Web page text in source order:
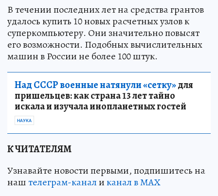
В течении последних лет на средства грантов
удалось купить 10 новых расчетных узлов к
суперкомпьютеру. Они значительно повысят
его возможности. Подобных вычислительных
машин в России не более 100 штук.
Над СССР военные натянули «сетку»для
пришельцев: как страна 13 лет тайно
искала и изучала инопланетных гостей
НАУКА
К ЧИТАТЕЛЯМ
Узнавайте новости первыми, подпишитесь на
наштелеграм-каналиканал в МАХ